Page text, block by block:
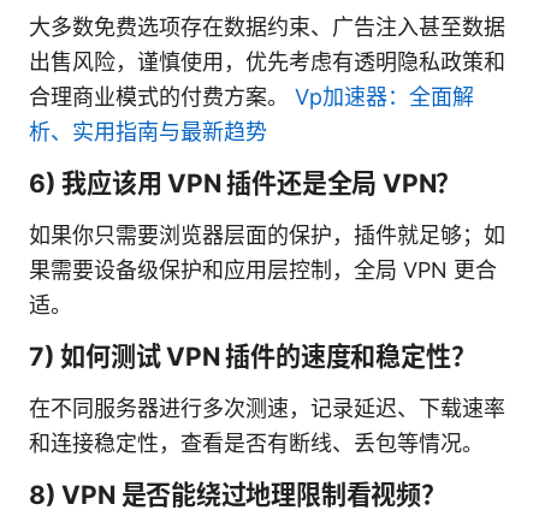
大多数免费选项存在数据约束、广告注入甚至数据
出售风险，谨慎使用，优先考虑有透明隐私政策和
合理商业模式的付费方案。 Vp加速器：全面解
析、实用指南与最新趋势
6) 我应该用 VPN 插件还是全局 VPN？
如果你只需要浏览器层面的保护，插件就足够；如
果需要设备级保护和应用层控制，全局 VPN 更合
适。
7) 如何测试 VPN 插件的速度和稳定性？
在不同服务器进行多次测速，记录延迟、下载速率
和连接稳定性，查看是否有断线、丢包等情况。
8) VPN 是否能绕过地理限制看视频？